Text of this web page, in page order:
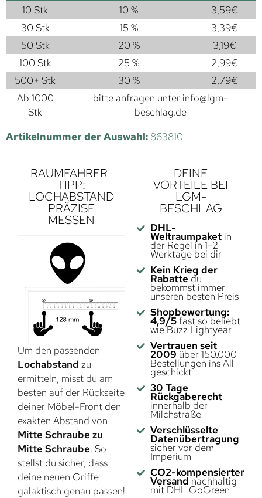
10 Stk
10 % 3,59€
30 Stk
15 % 3,39€
50 Stk
20 % 3,19€
100 Stk
25 % 2,99€
500+ Stk
30 % 2,79€
Ab 1000
Stk
bitte anfragen unter info@lgm-
beschlag.de
Artikelnummer der Auswahl: 863810
RAUMFAHRER-
TIPP:
LOCHABSTAND
PRÄZISE
MESSEN
Um den passenden
Lochabstand zu
ermitteln, misst du am
besten auf der Rückseite
deiner Möbel-Front den
exakten Abstand von
Mitte Schraube zu
Mitte Schraube. So
stellst du sicher, dass
deine neuen Griffe
galaktisch genau passen!
DEINE
VORTEILE BEI
LGM-
BESCHLAG
DHL-
Weltraumpaketin
der Regel in 1–2
Werktage bei dir
Kein Krieg der
Rabatte du
bekommst immer
unseren besten Preis
Shopbewertung:
4,9/5fast so beliebt
wie Buzz Lightyear
Vertrauen seit
2009 über 150.000
Bestellungen ins All
geschickt
30 Tage
Rückgaberecht
innerhalb der
Milchstraße
Verschlüsselte
Datenübertragung
sicher vor dem
Imperium
CO2-kompensierter
Versand nachhaltig
mit DHL GoGreen